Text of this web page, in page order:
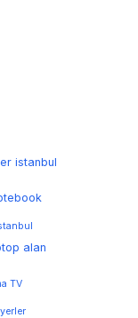
istanbul
alan
TV